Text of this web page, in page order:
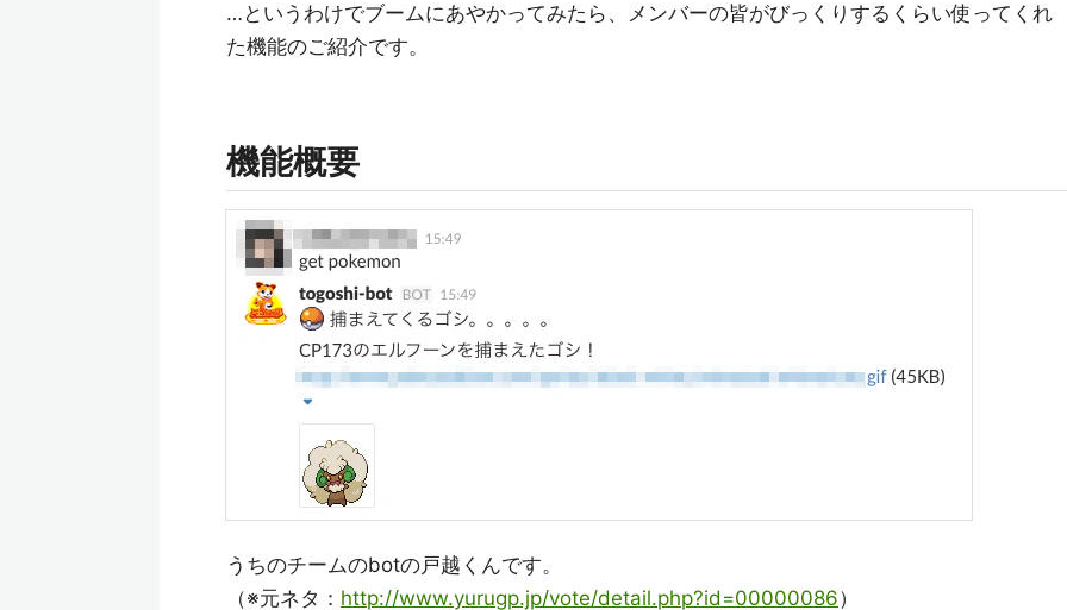
…というわけでブームにあやかってみたら、メンバーの皆がびっくりするくらい使ってくれ
た機能のご紹介です。
機能概要
うちのチームのbotの戸越くんです。
（※元ネタ： http://www.yurugp.jp/vote/detail.php?id=00000086）